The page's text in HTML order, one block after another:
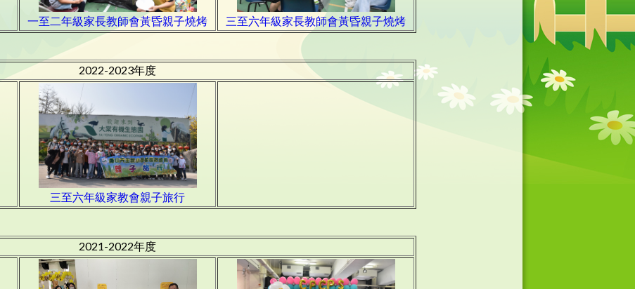
一至二年級家長教師會黃昏親子燒烤 三至六年級家長教師會黃昏親子燒烤
2022-2023年度
三至六年級家教會親子旅行
2021-2022年度